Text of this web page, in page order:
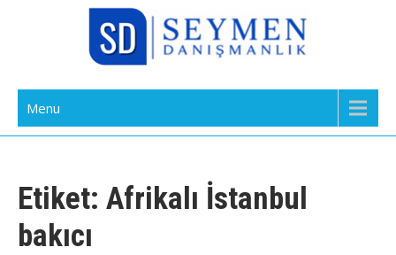
Bakıcı Yardımcı Dadı Danışmanlık
Ajansı İstanbul
Menu
Etiket: Afrikalı İstanbul
bakıcı